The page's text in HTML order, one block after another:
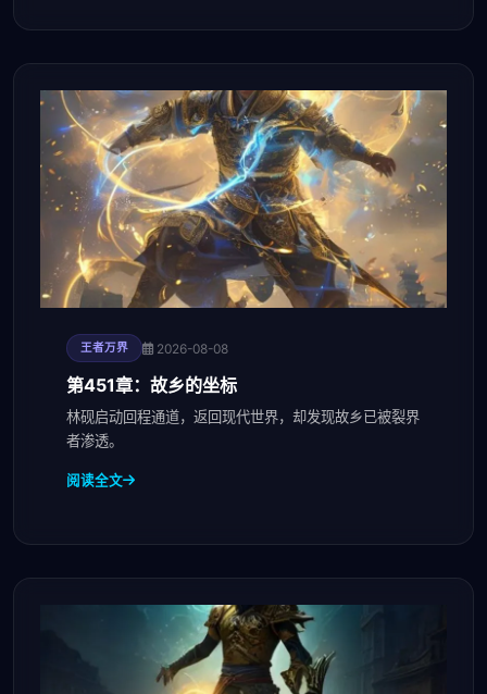
王者万界 2026-08-08
第451章：故乡的坐标
林砚启动回程通道，返回现代世界，却发现故乡已被裂界
者渗透。
阅读全文